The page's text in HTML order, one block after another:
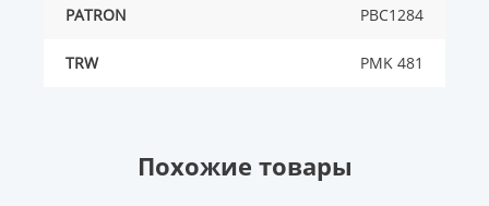
PATRON PBC1284
TRW PMK 481
Похожие товары